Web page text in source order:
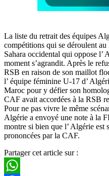
La liste du retrait des équipes
compétitions qui se déroulent
Sahara occidental qui oppose l’
moment s’agrandit. Après le
RSB en raison de son maillot
l’ équipe féminine U-17 d’
Maroc pour y défier son
CAF avait accordées à la RSB
Pour ne pas vivre le même
Algérie a envoyé une note à la
montre si bien que l’ Algérie est
prononcées par la CAF.
Partager cet article sur :